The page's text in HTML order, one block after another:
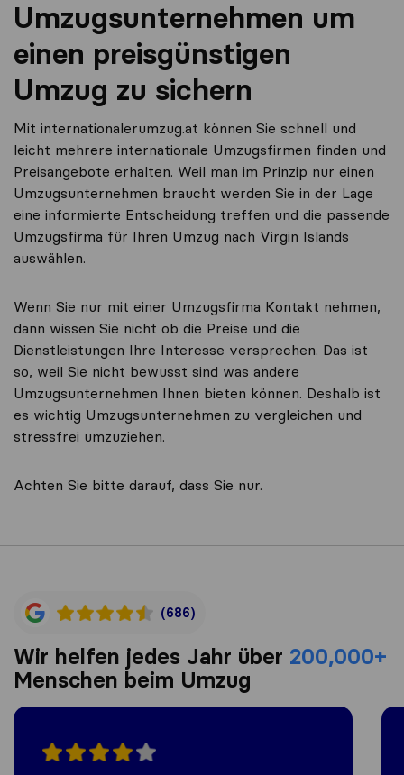
Umzugsunternehmen um
einen preisgünstigen
Umzug zu sichern
Mit internationalerumzug.at können Sie schnell und
leicht mehrere internationale Umzugsfirmen finden und
Preisangebote erhalten. Weil man im Prinzip nur einen
Umzugsunternehmen braucht werden Sie in der Lage
eine informierte Entscheidung treffen und die passende
Umzugsfirma für Ihren Umzug nach Virgin Islands
auswählen.
Wenn Sie nur mit einer Umzugsfirma Kontakt nehmen,
dann wissen Sie nicht ob die Preise und die
Dienstleistungen Ihre Interesse versprechen. Das ist
so, weil Sie nicht bewusst sind was andere
Umzugsunternehmen Ihnen bieten können. Deshalb ist
es wichtig Umzugsunternehmen zu vergleichen und
stressfrei umzuziehen.
Achten Sie bitte darauf, dass Sie nur.
(686)
Wir helfen jedes Jahr über 200,000+
Menschen beim Umzug